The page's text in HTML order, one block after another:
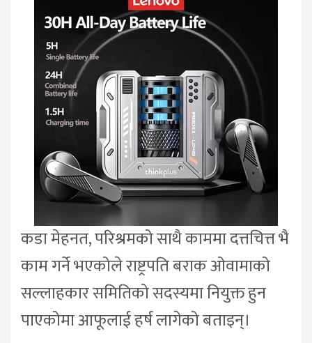
कडा मेहनत, परिश्रमको साथै काममा दत्तचित्त भै
काम गर्ने भएकोले राष्ट्रपति बराक ओवामाको
सल्लाहकार समितिको सदस्यमा नियुक्त हुन
पाएकोमा आफूलाई हर्ष लागेको बताइन्।